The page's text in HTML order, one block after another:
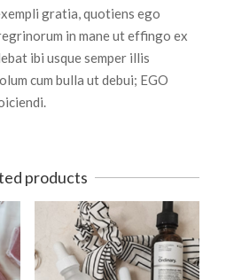
gratia, quotiens ego
in mane ut effingo ex
ibi usque semper illis
cum bulla ut debui; EGO
products